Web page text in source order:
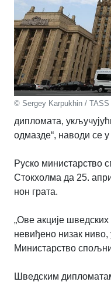
© Sergey Karpukhin / TASS
дипломата,
одмазде“, наводи се
Руско министарство
Стокхолма да 25.
нон грата.
„Ове акције
невиђено низак ниво,
Министарство
Шведским